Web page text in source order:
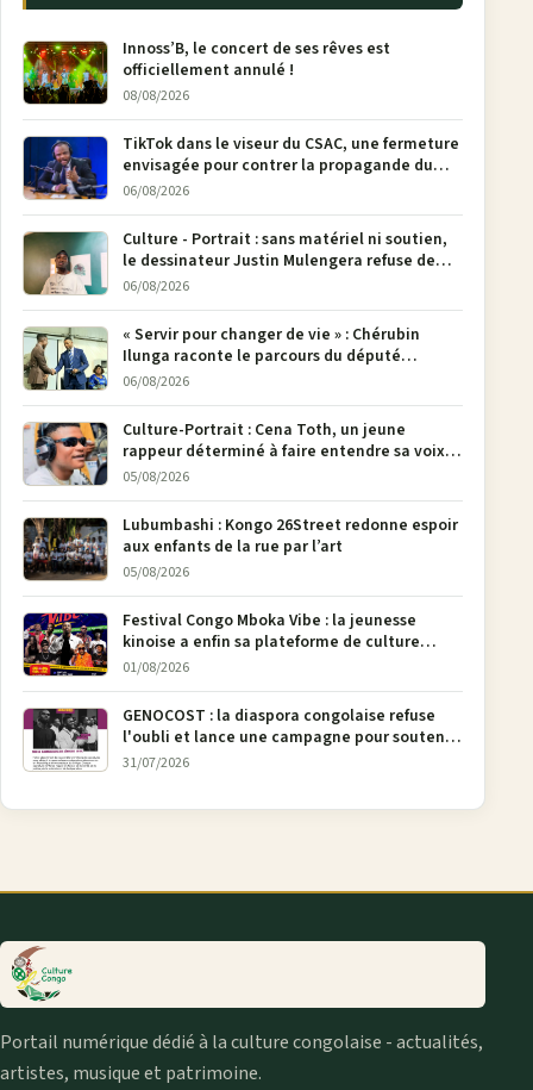
Innoss’B, le concert de ses rêves est
officiellement annulé !
08/08/2026
TikTok dans le viseur du CSAC, une fermeture
envisagée pour contrer la propagande du
M23
06/08/2026
Culture - Portrait : sans matériel ni soutien,
le dessinateur Justin Mulengera refuse de
poser son crayon
06/08/2026
« Servir pour changer de vie » : Chérubin
Ilunga raconte le parcours du député
national Jethro Muyombi Tshimbu en 137
06/08/2026
Culture-Portrait : Cena Toth, un jeune
rappeur déterminé à faire entendre sa voix à
Bunia
05/08/2026
Lubumbashi : Kongo 26Street redonne espoir
aux enfants de la rue par l’art
05/08/2026
Festival Congo Mboka Vibe : la jeunesse
kinoise a enfin sa plateforme de culture
urbaine
01/08/2026
GENOCOST : la diaspora congolaise refuse
l'oubli et lance une campagne pour soutenir
la pétition FONAREV depuis Bruxelles
31/07/2026
Portail numérique dédié à la culture congolaise - actualités,
artistes, musique et patrimoine.